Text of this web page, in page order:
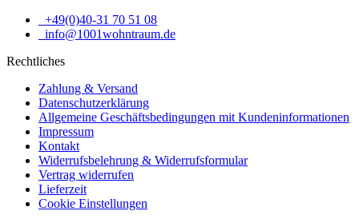
+49(0)40-31 70 51 08
info@1001wohntraum.de
Rechtliches
Zahlung & Versand
Datenschutzerklärung
Allgemeine Geschäftsbedingungen mit Kundeninformationen
Impressum
Kontakt
Widerrufsbelehrung & Widerrufsformular
Vertrag widerrufen
Lieferzeit
Cookie Einstellungen